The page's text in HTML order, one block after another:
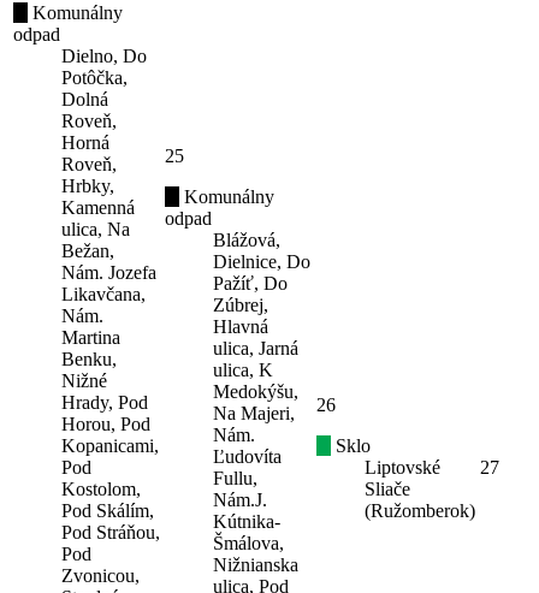
Komunálny
odpad
Dielno, Do
Potôčka,
Dolná
Roveň,
Horná
Roveň,
Hrbky,
Kamenná
ulica, Na
Bežan,
Nám. Jozefa
Likavčana,
Nám.
Martina
Benku,
Nižné
Hrady, Pod
Horou, Pod
Kopanicami,
Pod
Kostolom,
Pod Skálím,
Pod Stráňou,
Pod
Zvonicou,
25
Komunálny
odpad
Blážová,
Dielnice, Do
Pažíť, Do
Zúbrej,
Hlavná
ulica, Jarná
ulica, K
Medokýšu,
Na Majeri,
Nám.
Ľudovíta
Fullu,
Nám.J.
Kútnika-
Šmálova,
Nižnianska
ulica, Pod
26
Sklo
Liptovské
Sliače
(Ružomberok)
27